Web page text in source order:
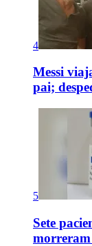
4
Messi
pai;
5
Sete